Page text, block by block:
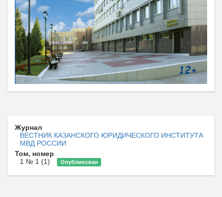
Журнал
ВЕСТНИК КАЗАНСКОГО ЮРИДИЧЕСКОГО ИНСТИТУТА
МВД РОССИИ
Том, номер
1 № 1 (1)
Опубликован